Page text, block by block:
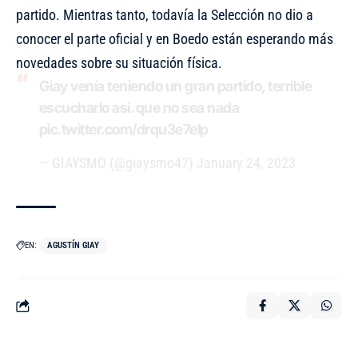
partido. Mientras tanto, todavía la Selección no dio a
conocer el parte oficial y en Boedo están esperando más
novedades sobre su situación física.
Giay venía teniendo un gran partido, terrible
escucharlo así. que no sea nada
pic.twitter.com/drqu3e7eIp
— GIAYSMO (@giaysmo47) January 24, 2023
EN: AGUSTÍN GIAY